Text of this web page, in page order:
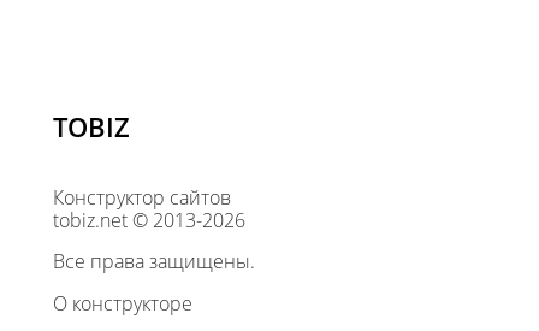
TOBIZ
Конструктор сайтов
tobiz.net © 2013-2026
Все права защищены.
О конструкторе